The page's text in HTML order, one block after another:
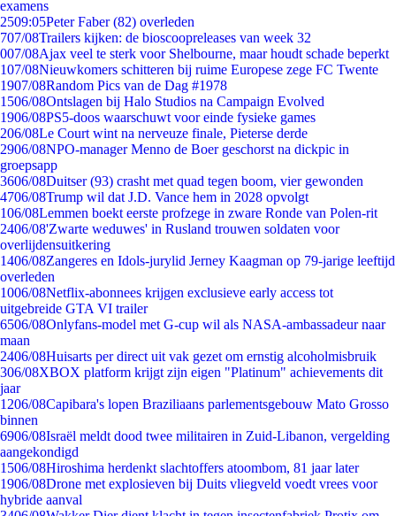
examens
2509:05Peter Faber (82) overleden
707/08Trailers kijken: de bioscoopreleases van week 32
007/08Ajax veel te sterk voor Shelbourne, maar houdt schade beperkt
107/08Nieuwkomers schitteren bij ruime Europese zege FC Twente
1907/08Random Pics van de Dag #1978
1506/08Ontslagen bij Halo Studios na Campaign Evolved
1906/08PS5-doos waarschuwt voor einde fysieke games
206/08Le Court wint na nerveuze finale, Pieterse derde
2906/08NPO-manager Menno de Boer geschorst na dickpic in
groepsapp
3606/08Duitser (93) crasht met quad tegen boom, vier gewonden
4706/08Trump wil dat J.D. Vance hem in 2028 opvolgt
106/08Lemmen boekt eerste profzege in zware Ronde van Polen-rit
2406/08'Zwarte weduwes' in Rusland trouwen soldaten voor
overlijdensuitkering
1406/08Zangeres en Idols-jurylid Jerney Kaagman op 79-jarige leeftijd
overleden
1006/08Netflix-abonnees krijgen exclusieve early access tot
uitgebreide GTA VI trailer
6506/08Onlyfans-model met G-cup wil als NASA-ambassadeur naar
maan
2406/08Huisarts per direct uit vak gezet om ernstig alcoholmisbruik
306/08XBOX platform krijgt zijn eigen "Platinum" achievements dit
jaar
1206/08Capibara's lopen Braziliaans parlementsgebouw Mato Grosso
binnen
6906/08Israël meldt dood twee militairen in Zuid-Libanon, vergelding
aangekondigd
1506/08Hiroshima herdenkt slachtoffers atoombom, 81 jaar later
1906/08Drone met explosieven bij Duits vliegveld voedt vrees voor
hybride aanval